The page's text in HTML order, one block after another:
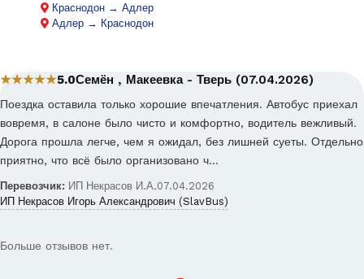
Краснодон → Адлер
Адлер → Краснодон
★★★★★5.0Семён , Макеевка - Тверь (07.04.2026)
Поездка оставила только хорошие впечатления. Автобус приехал
вовремя, в салоне было чисто и комфортно, водитель вежливый.
Дорога прошла легче, чем я ожидал, без лишней суеты. Отдельно
приятно, что всё было организовано ч…
Перевозчик: ИП Некрасов И.А.07.04.2026
ИП Некрасов Игорь Александрович (SlavBus)
Больше отзывов нет.